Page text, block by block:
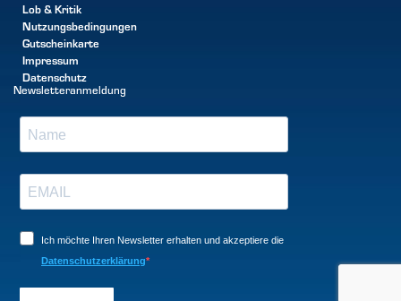
Lob & Kritik
Nutzungsbedingungen
Gutscheinkarte
Impressum
Datenschutz
Newsletteranmeldung
Ich möchte Ihren Newsletter erhalten und akzeptiere die
Datenschutzerklärung